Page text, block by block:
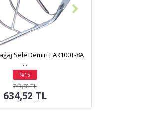
Sele Demiri [ AR100T-8A
...
%15
indirim
743,58 TL
634,52 TL